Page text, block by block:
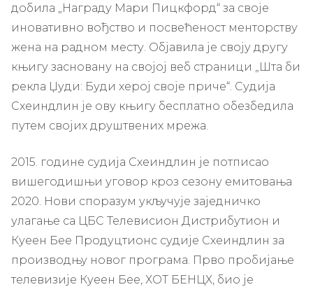
добила „Награду Мари Пицкфорд“ за своје
иновативно вођство и посвећеност менторству
жена на радном месту. Објавила је своју другу
књигу засновану на својој веб страници „Шта би
рекла Џуди: Буди херој своје приче“. Судија
Схеиндлин је ову књигу бесплатно обезбедила
путем својих друштвених мрежа.
2015. године судија Схеиндлин је потписао
вишегодишњи уговор кроз сезону емитовања
2020. Нови споразум укључује заједничко
улагање са ЦБС Телевисион Дистрибутион и
Куеен Бее Продуцтионс судије Схеиндлин за
производњу новог програма. Прво пробијање
телевизије Куеен Бее, ХОТ БЕНЦХ, био је